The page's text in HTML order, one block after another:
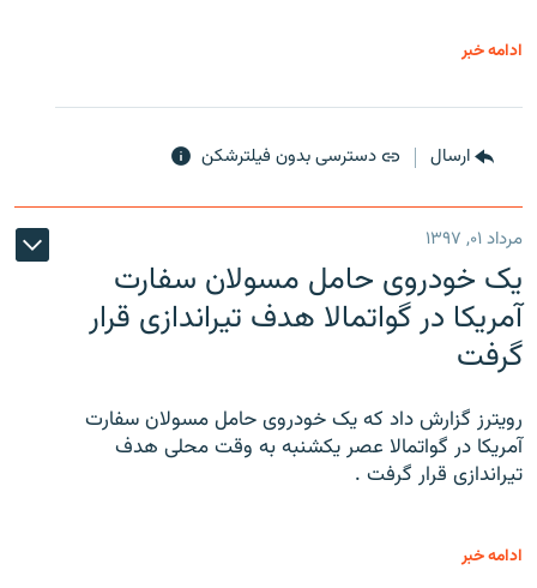
ادامه خبر
ارسال دسترسی بدون فیلترشکن
مرداد ۰۱, ۱۳۹۷
یک خودروی حامل مسولان سفارت
آمریکا در گواتمالا هدف تیراندازی قرار
گرفت
رویترز گزارش داد که یک خودروی حامل مسولان سفارت
آمریکا در گواتمالا عصر یکشنبه به وقت محلی هدف
تیراندازی قرار گرفت .
ادامه خبر